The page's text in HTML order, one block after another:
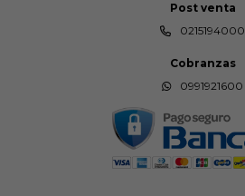
Post venta
0215194000
Cobranzas
0991921600